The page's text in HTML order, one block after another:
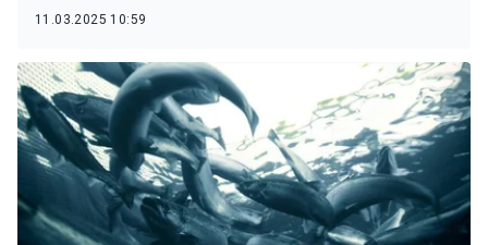
11.03.2025 10:59